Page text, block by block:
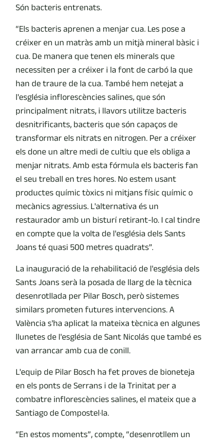
Són bacteris entrenats.
“Els bacteris aprenen a menjar cua. Les pose a
créixer en un matràs amb un mitjà mineral bàsic i
cua. De manera que tenen els minerals que
necessiten per a créixer i la font de carbó la que
han de traure de la cua. També hem netejat a
l'església inflorescències salines, que són
principalment nitrats, i llavors utilitze bacteris
desnitrificants, bacteris que són capaços de
transformar els nitrats en nitrogen. Per a créixer
els done un altre medi de cultiu que els obliga a
menjar nitrats. Amb esta fórmula els bacteris fan
el seu treball en tres hores. No estem usant
productes químic tòxics ni mitjans físic químic o
mecànics agressius. L'alternativa és un
restaurador amb un bisturí retirant-lo. I cal tindre
en compte que la volta de l'església dels Sants
Joans té quasi 500 metres quadrats”.
La inauguració de la rehabilitació de l'església dels
Sants Joans serà la posada de llarg de la tècnica
desenrotllada per Pilar Bosch, però sistemes
similars prometen futures intervencions. A
València s'ha aplicat la mateixa tècnica en algunes
llunetes de l'església de Sant Nicolás que també es
van arrancar amb cua de conill.
L'equip de Pilar Bosch ha fet proves de bioneteja
en els ponts de Serrans i de la Trinitat per a
combatre inflorescències salines, el mateix que a
Santiago de Compostel·la.
“En estos moments”, compte, “desenrotllem un